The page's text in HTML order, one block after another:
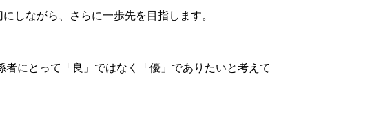
しながら、さらに一歩先を目指します。
にとって「良」ではなく「優」でありたいと考えて